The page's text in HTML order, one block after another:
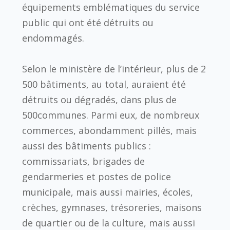
équipements emblématiques du service
public qui ont été détruits ou
endommagés.
Selon le ministère de l’intérieur, plus de 2
500 bâtiments, au total, auraient été
détruits ou dégradés, dans plus de
500communes. Parmi eux, de nombreux
commerces, abondamment pillés, mais
aussi des bâtiments publics :
commissariats, brigades de
gendarmeries et postes de police
municipale, mais aussi mairies, écoles,
crèches, gymnases, trésoreries, maisons
de quartier ou de la culture, mais aussi